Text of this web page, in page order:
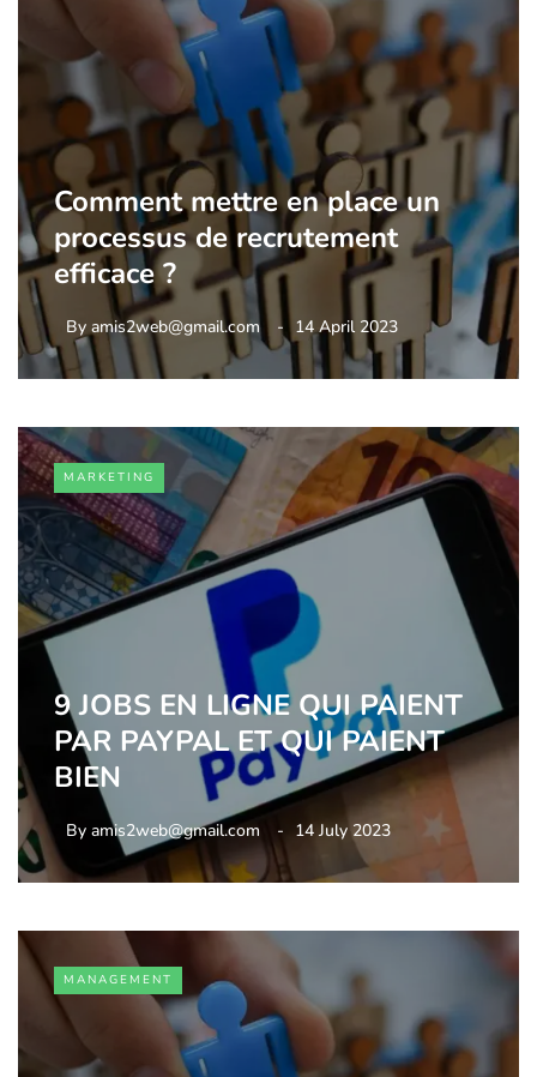
Comment mettre en place un
processus de recrutement
efficace ?
By amis2web@gmail.com 14 April 2023
MARKETING
9 JOBS EN LIGNE QUI PAIENT
PAR PAYPAL ET QUI PAIENT
BIEN
By amis2web@gmail.com 14 July 2023
MANAGEMENT